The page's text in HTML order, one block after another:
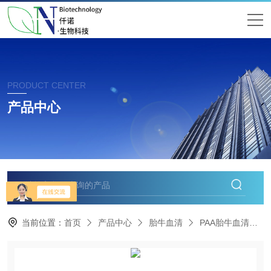
PRODUCT CENTER
产品中心
当前位置： 首页 产品中心 胎牛血清 PAA胎牛血清